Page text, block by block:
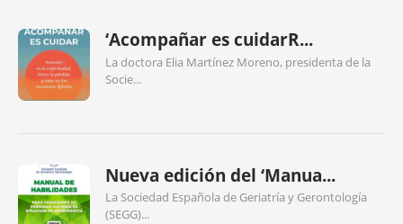
‘Acompañar es cuidarR...
La doctora Elia Martínez Moreno, presidenta de la
Socie...
Nueva edición del ‘Manua...
La Sociedad Española de Geriatría y Gerontología
(SEGG)...